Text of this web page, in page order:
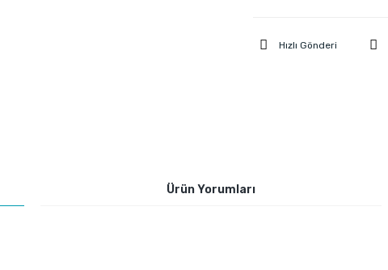
Hızlı Gönderi
Ürün Yorumları